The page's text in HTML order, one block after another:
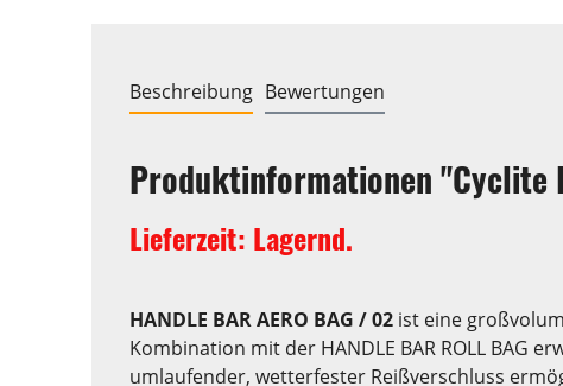
Beschreibung Bewertungen
Produktinformationen
Lieferzeit: Lagernd.
HANDLE BAR AERO BAG / 02 ist eine
Kombination mit der HANDLE BAR ROLL BAG
umlaufender, wetterfester Reißverschluss